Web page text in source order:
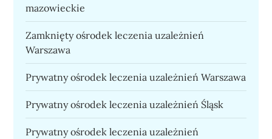
mazowieckie
Zamknięty ośrodek leczenia uzależnień
Warszawa
Prywatny ośrodek leczenia uzależnień Warszawa
Prywatny ośrodek leczenia uzależnień Śląsk
Prywatny ośrodek leczenia uzależnień